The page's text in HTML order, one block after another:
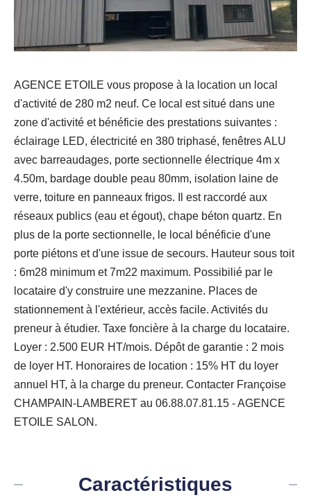
AGENCE ETOILE vous propose à la location un local
d'activité de 280 m2 neuf. Ce local est situé dans une
zone d'activité et bénéficie des prestations suivantes :
éclairage LED, électricité en 380 triphasé, fenêtres ALU
avec barreaudages, porte sectionnelle électrique 4m x
4.50m, bardage double peau 80mm, isolation laine de
verre, toiture en panneaux frigos. Il est raccordé aux
réseaux publics (eau et égout), chape béton quartz. En
plus de la porte sectionnelle, le local bénéficie d'une
porte piétons et d'une issue de secours. Hauteur sous toit
: 6m28 minimum et 7m22 maximum. Possibilié par le
locataire d'y construire une mezzanine. Places de
stationnement à l'extérieur, accès facile. Activités du
preneur à étudier. Taxe foncière à la charge du locataire.
Loyer : 2.500 EUR HT/mois. Dépôt de garantie : 2 mois
de loyer HT. Honoraires de location : 15% HT du loyer
annuel HT, à la charge du preneur. Contacter Françoise
CHAMPAIN-LAMBERET au 06.88.07.81.15 - AGENCE
ETOILE SALON.
Caractéristiques